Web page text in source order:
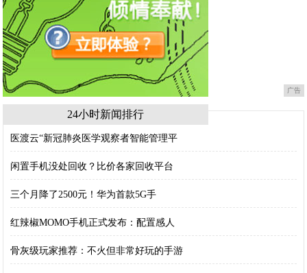
广告
24小时新闻排行
医渡云“新冠肺炎医学观察者智能管理平
闲置手机没处回收？比价各家回收平台
三个月降了2500元！华为首款5G手
红辣椒MOMO手机正式发布：配置感人
骨灰级玩家推荐：不火但非常好玩的手游